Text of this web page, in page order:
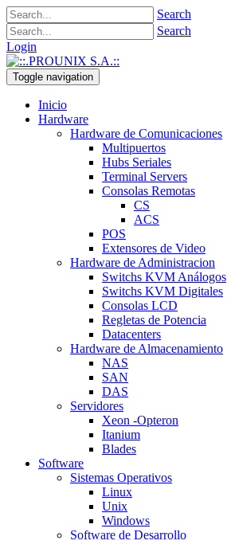
Search
Search
Login
Toggle navigation
Inicio
Hardware
Hardware de Comunicaciones
Multipuertos
Hubs Seriales
Terminal Servers
Consolas Remotas
CS
ACS
POS
Extensores de Video
Hardware de Administracion
Switchs KVM Análogos
Switchs KVM Digitales
Consolas LCD
Regletas de Potencia
Datacenters
Hardware de Almacenamiento
NAS
SAN
DAS
Servidores
Xeon -Opteron
Itanium
Blades
Software
Sistemas Operativos
Linux
Unix
Windows
Software de Desarrollo